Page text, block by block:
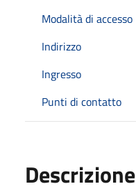
Modalità di accesso
Indirizzo
Ingresso
Punti di contatto
Descrizione